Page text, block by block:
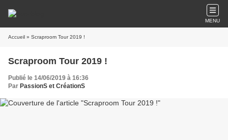
MENU
Accueil » Scraproom Tour 2019 !
Scraproom Tour 2019 !
Publié le 14/06/2019 à 16:36
Par PassionS et CréationS